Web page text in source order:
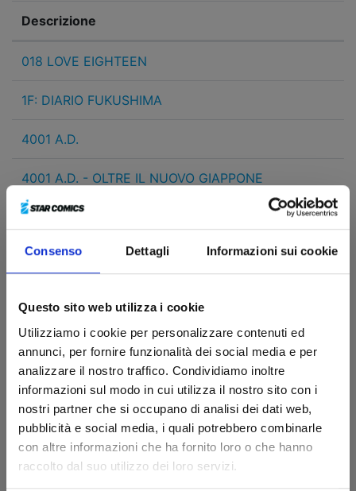
Consenso Dettagli Informazioni sui cookie
Questo sito web utilizza i cookie
Utilizziamo i cookie per personalizzare contenuti ed
annunci, per fornire funzionalità dei social media e per
analizzare il nostro traffico. Condividiamo inoltre
informazioni sul modo in cui utilizza il nostro sito con i
nostri partner che si occupano di analisi dei dati web,
pubblicità e social media, i quali potrebbero combinarle
con altre informazioni che ha fornito loro o che hanno
raccolto dal suo utilizzo dei loro servizi.
Descrizione
018 LOVE EIGHTEEN
1F: DIARIO FUKUSHIMA
4001 A.D.
4001 A.D. - OLTRE IL NUOVO GIAPPONE
5 CM AL SECONDO
<HARMONY/>
A SILENT VOICE
A+A LE AVVENTURE DI ARCHER E ARMSTRONG
AD ASTRA
AJIN - DEMI HUMAN